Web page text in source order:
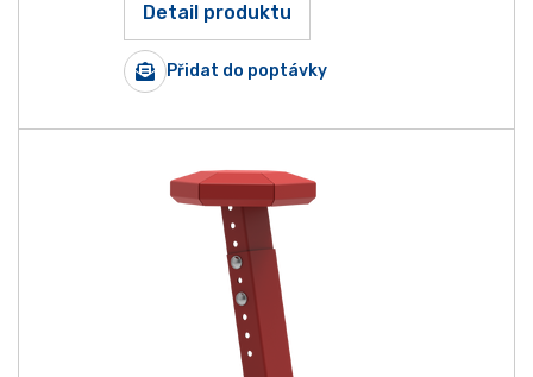
Detail produktu
Přidat do poptávky